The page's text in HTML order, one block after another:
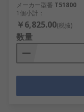
メーカー型番 T51800
1個小計：
￥6,825.00(税抜)
数量